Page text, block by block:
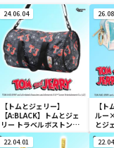
24.06.04
【トムとジェリー】
【A:BLACK】トムとジェ
リー トラベルボストンバ
ック
【
ルー
とジ
ポー
22.04.01